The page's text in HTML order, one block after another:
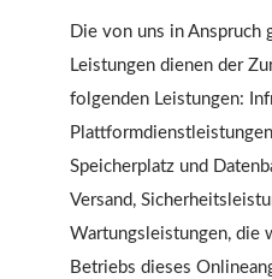
Die von uns in Anspruch
Leistungen dienen der
folgenden Leistungen:
Speicherplatz und
Versand,
Wartungsleistungen, die
Betriebs dieses